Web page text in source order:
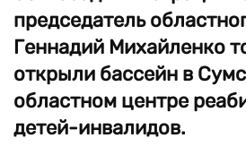
председатель
Геннадий Михайленко
открыли бассейн в
областном центре
детей-инвалидов.